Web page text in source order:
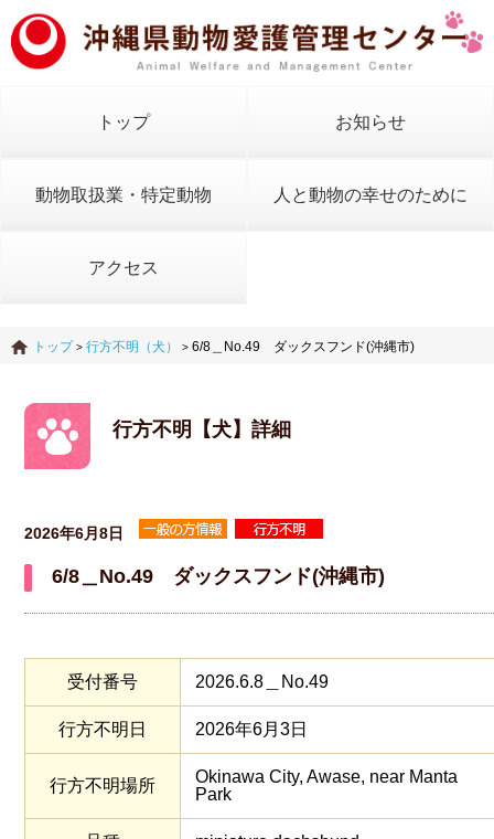
トップ お知らせ
動物取扱業・特定動物 人と動物の幸せのために
アクセス
トップ > 行方不明（犬） > 6/8＿No.49 ダックスフンド(沖縄市)
行方不明【犬】詳細
2026年6月8日
6/8＿No.49 ダックスフンド(沖縄市)
受付番号 2026.6.8＿No.49
行方不明日 2026年6月3日
行方不明場所
Okinawa City, Awase, near Manta
Park